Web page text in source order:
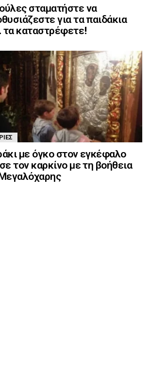
σταματήστε να
για τα παιδάκια
τα καταστρέφετε!
με όγκο στον εγκέφαλο
τον καρκίνο με τη βοήθεια